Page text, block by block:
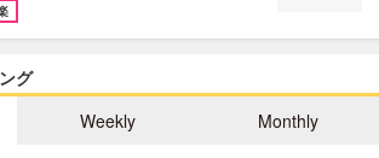
グ
Weekly Monthly